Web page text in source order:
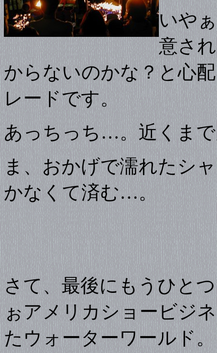
いや
意さ
からないのかな？と心
レードです。
あっちっち…。近くま
ま、おかげで濡れたシ
かなくて済む…。
さて、最後にもうひと
ぉアメリカショービジ
たウォーターワールド。